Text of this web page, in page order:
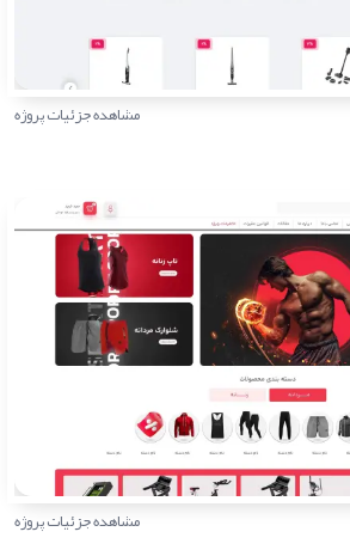
مشاهده جزئیات پروژه
مشاهده جزئیات پروژه